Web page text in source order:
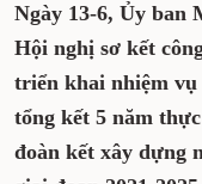
Ngày 13-6, Ủy ban
Hội nghị sơ kết
triển khai nhiệm vụ
tổng kết 5 năm
đoàn kết xây dựng